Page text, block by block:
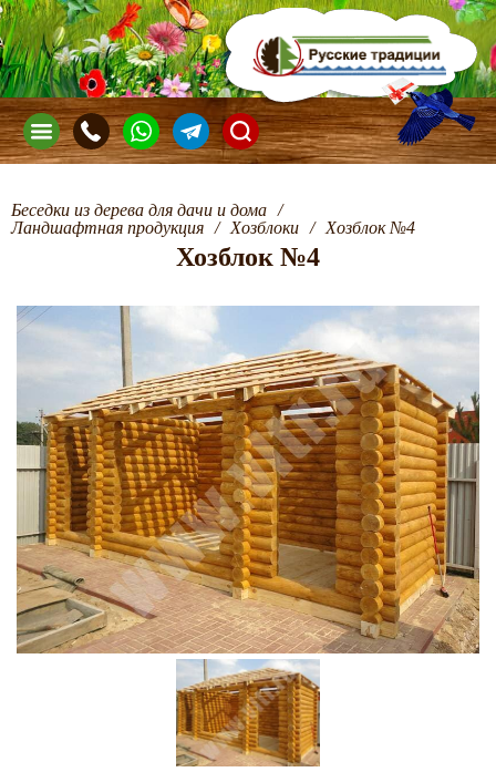
Беседки из дерева для дачи и дома /
Ландшафтная продукция / Хозблоки / Хозблок №4
Хозблок №4